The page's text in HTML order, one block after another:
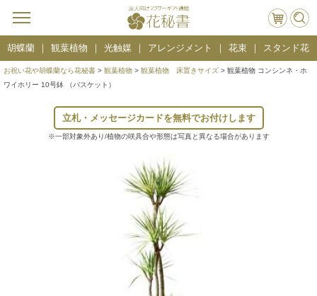
胡蝶蘭 観葉植物 光触媒 アレンジメント 花束 スタンド花
お祝い花や胡蝶蘭なら花秘書 > 観葉植物 > 観葉植物 床置きサイズ > 観葉植物 コンシンネ・ホ
ワイホリー 10号鉢 （バスケット）
立札・メッセージカードを無料でお付けします
※一部対象外あり/植物の咲具合や形態は写真と異なる場合があります